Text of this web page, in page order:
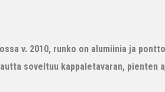
v. 2010, runko on alumiinia ja
soveltuu kappaletavaran,